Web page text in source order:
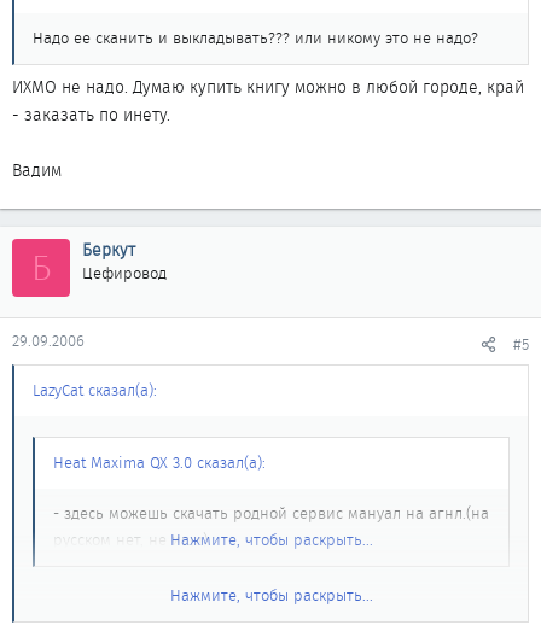
Надо ее сканить и выкладывать??? или никому это не надо?
ИХМО не надо. Думаю купить книгу можно в любой городе, край
- заказать по инету.
Вадим
Б Беркут
Цефировод
29.09.2006 #5
LazyCat сказал(а):
Heat Maxima QX 3.0 сказал(а):
- здесь можешь скачать родной сервис мануал на агнл.(на
русском нет, не ищи)Нажмите, чтобы раскрыть...
Нажмите, чтобы раскрыть...